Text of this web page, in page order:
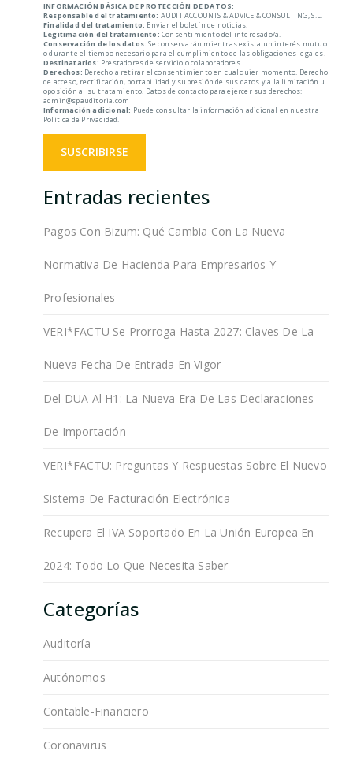
INFORMACIÓN BÁSICA DE PROTECCIÓN DE DATOS:
Responsable del tratamiento: AUDIT ACCOUNTS & ADVICE & CONSULTING, S.L.
Finalidad del tratamiento: Enviar el boletín de noticias.
Legitimación del tratamiento: Consentimiento del interesado/a.
Conservación de los datos: Se conservarán mientras exista un interés mutuo
o durante el tiempo necesario para el cumplimiento de las obligaciones legales.
Destinatarios: Prestadores de servicio o colaboradores.
Derechos: Derecho a retirar el consentimiento en cualquier momento. Derecho
de acceso, rectificación, portabilidad y supresión de sus datos y a la limitación u
oposición al su tratamiento. Datos de contacto para ejercer sus derechos:
admin@spauditoria.com
Información adicional: Puede consultar la información adicional en nuestra
Política de Privacidad.
Entradas recientes
Pagos Con Bizum: Qué Cambia Con La Nueva
Normativa De Hacienda Para Empresarios Y
Profesionales
VERI*FACTU Se Prorroga Hasta 2027: Claves De La
Nueva Fecha De Entrada En Vigor
Del DUA Al H1: La Nueva Era De Las Declaraciones
De Importación
VERI*FACTU: Preguntas Y Respuestas Sobre El Nuevo
Sistema De Facturación Electrónica
Recupera El IVA Soportado En La Unión Europea En
2024: Todo Lo Que Necesita Saber
Categorías
Auditoría
Autónomos
Contable-Financiero
Coronavirus